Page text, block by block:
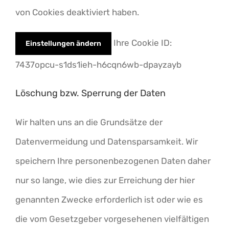
von Cookies deaktiviert haben.
Einstellungen ändern Ihre Cookie ID:
7437opcu-s1ds1ieh-h6cqn6wb-dpayzayb
Löschung bzw. Sperrung der Daten
Wir halten uns an die Grundsätze der
Datenvermeidung und Datensparsamkeit. Wir
speichern Ihre personenbezogenen Daten daher
nur so lange, wie dies zur Erreichung der hier
genannten Zwecke erforderlich ist oder wie es
die vom Gesetzgeber vorgesehenen vielfältigen